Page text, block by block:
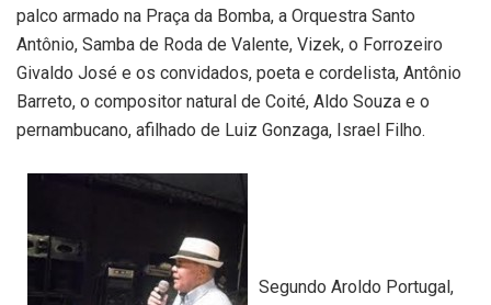
palco armado na Praça da Bomba, a Orquestra Santo
Antônio, Samba de Roda de Valente, Vizek, o Forrozeiro
Givaldo José e os convidados, poeta e cordelista, Antônio
Barreto, o compositor natural de Coité, Aldo Souza e o
pernambucano, afilhado de Luiz Gonzaga, Israel Filho.
Segundo Aroldo Portugal,